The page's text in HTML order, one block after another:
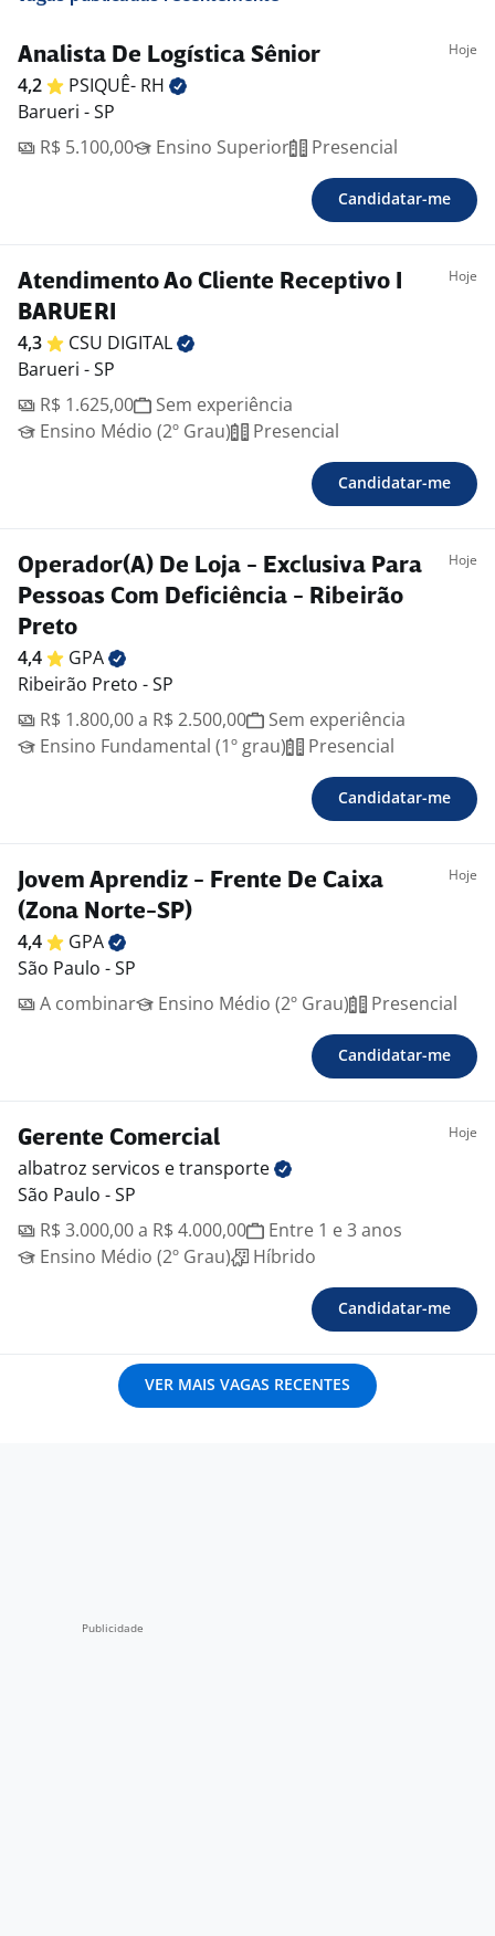
Analista De Logística Sênior Hoje
4,2 PSIQUÊ- RH
Barueri - SP
R$ 5.100,00
Ensino Superior Presencial
Candidatar-me
Atendimento Ao Cliente Receptivo I
BARUERI
Hoje
4,3 CSU DIGITAL
Barueri - SP
R$ 1.625,00
Sem experiência
Ensino Médio (2º Grau)
Presencial
Candidatar-me
Operador(A) De Loja - Exclusiva Para
Pessoas Com Deficiência - Ribeirão
Preto
Hoje
4,4
GPA
Ribeirão Preto - SP
R$ 1.800,00 a R$ 2.500,00
Sem experiência
Ensino Fundamental (1º grau)
Presencial
Candidatar-me
Jovem Aprendiz - Frente De Caixa
(Zona Norte-SP)
Hoje
4,4
GPA
São Paulo - SP
A combinar
Ensino Médio (2º Grau) Presencial
Candidatar-me
Gerente Comercial Hoje
albatroz servicos etransporte
São Paulo - SP
R$ 3.000,00 a R$ 4.000,00
Entre 1 e 3 anos
Ensino Médio (2º Grau)
Híbrido
Candidatar-me
VER MAIS VAGAS RECENTES